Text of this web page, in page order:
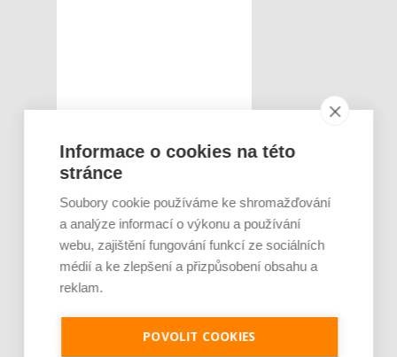
Informace o cookies na této
stránce
Soubory cookie používáme ke shromažďování
a analýze informací o výkonu a používání
webu, zajištění fungování funkcí ze sociálních
médií a ke zlepšení a přizpůsobení obsahu a
reklam.
POVOLIT COOKIES